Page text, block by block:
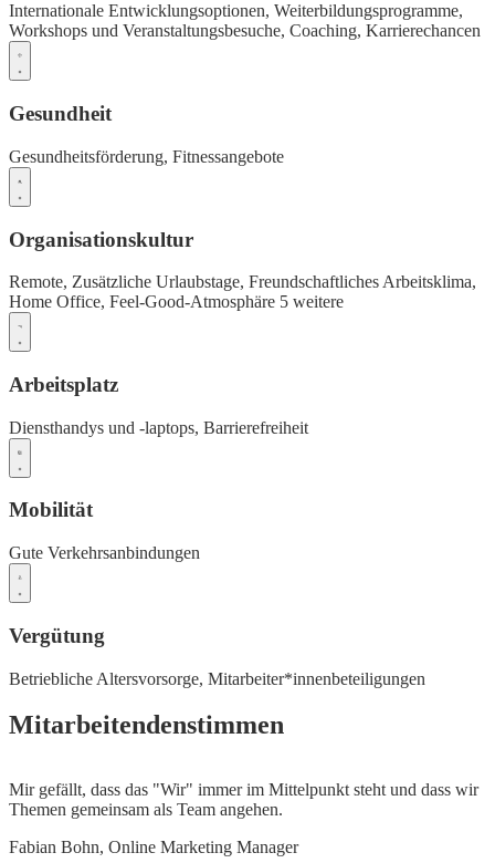
Internationale Entwicklungsoptionen, Weiterbildungsprogramme,
Workshops und Veranstaltungsbesuche, Coaching, Karrierechancen
Gesundheit
Gesundheitsförderung, Fitnessangebote
Organisationskultur
Remote, Zusätzliche Urlaubstage, Freundschaftliches Arbeitsklima,
Home Office, Feel-Good-Atmosphäre 5 weitere
Arbeitsplatz
Diensthandys und -laptops, Barrierefreiheit
Mobilität
Gute Verkehrsanbindungen
Vergütung
Betriebliche Altersvorsorge, Mitarbeiter*innenbeteiligungen
Mitarbeitendenstimmen
Mir gefällt, dass das "Wir" immer im Mittelpunkt steht und dass wir
Themen gemeinsam als Team angehen.
Fabian Bohn, Online Marketing Manager